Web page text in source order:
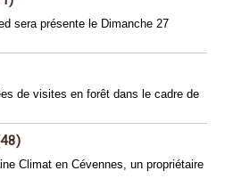
sera présente le Dimanche 27
de visites en forêt dans le cadre de
Climat en Cévennes, un propriétaire